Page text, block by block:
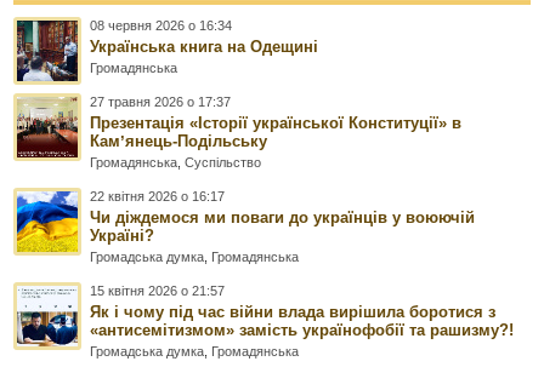
08 червня 2026 о 16:34
Українська книга на Одещині
Громадянська
27 травня 2026 о 17:37
Презентація «Історії української Конституції» в
Камʼянець-Подільську
Громадянська ,Суспільство
22 квітня 2026 о 16:17
Чи діждемося ми поваги до українців у воюючій
Україні?
Громадська думка Громадянська
15 квітня 2026 о 21:57
Як і чому під час війни влада вирішила боротися з
«антисемітизмом» замість українофобії та рашизму?!
Громадська думка Громадянська